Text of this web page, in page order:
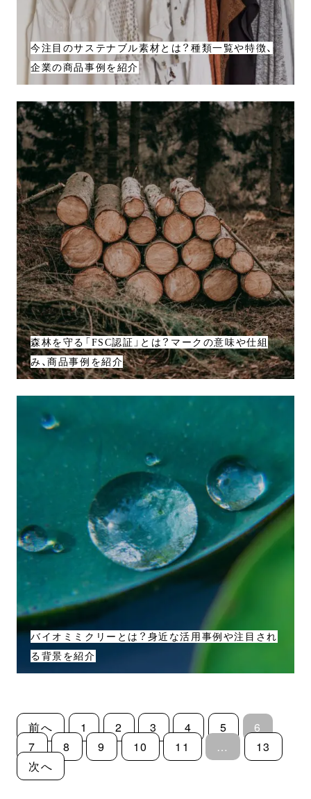
今注目のサステナブル素材とは？種類一覧や特徴、
企業の商品事例を紹介
森林を守る「FSC認証」とは？マークの意味や仕組
み、商品事例を紹介
バイオミミクリーとは？身近な活用事例や注目され
る背景を紹介
前へ 1 2 3 4 5
6
7
8 9 10 11 …
13
次へ